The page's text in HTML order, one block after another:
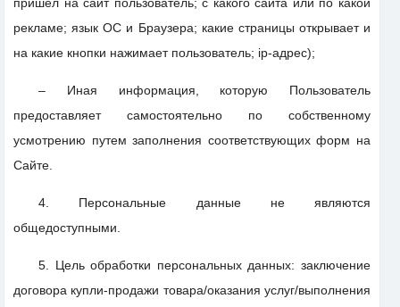
рекламе; язык ОС и Браузера; какие страницы открывает и
на какие кнопки нажимает пользователь; ip-адрес);
– Иная информация, которую Пользователь
предоставляет самостоятельно по собственному
усмотрению путем заполнения соответствующих форм на
Сайте.
4. Персональные данные не являются
общедоступными.
5. Цель обработки персональных данных: заключение
договора купли-продажи товара/оказания услуг/выполнения